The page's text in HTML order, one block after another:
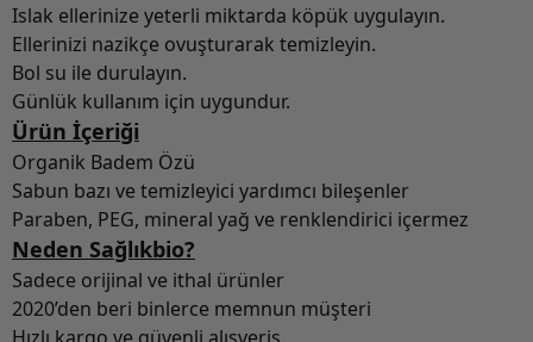
Islak ellerinize yeterli miktarda köpük uygulayın.
Ellerinizi nazikçe ovuşturarak temizleyin.
Bol su ile durulayın.
Günlük kullanım için uygundur.
Ürün İçeriği
Organik Badem Özü
Sabun bazı ve temizleyici yardımcı bileşenler
Paraben, PEG, mineral yağ ve renklendirici içermez
Neden Sağlıkbio?
Sadece orijinal ve ithal ürünler
2020’den beri binlerce memnun müşteri